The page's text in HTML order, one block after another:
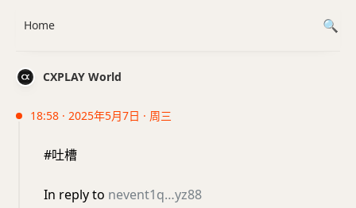
CXPLAY World
18:58 · 2025年5月7日 · 周三
#吐槽
In reply to nevent1q…yz88
Home